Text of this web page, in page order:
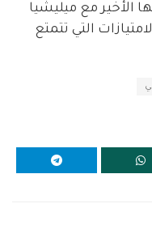
الأخير مع ميليشيا
التي تتمتع